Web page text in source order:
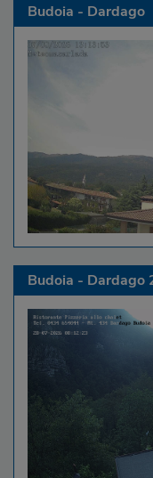
Budoia - Dardago
Budoia - Dardago